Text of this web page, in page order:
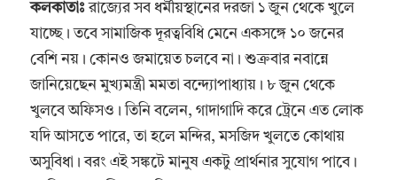
কলকাতাঃরাজ্যের সব ধর্মীয়স্থানের দরজা ১ জুন থেকে খুলে
যাচ্ছে। তবে সামাজিক দূরত্ববিধি মেনে একসঙ্গে ১০ জনের
বেশি নয়। কোনও জমায়েত চলবে না। শুক্রবার নবান্নে
জানিয়েছেন মুখ্যমন্ত্রী মমতা বন্দ্যোপাধ্যায়। ৮ জুন থেকে
খুলবে অফিসও। তিনি বলেন, গাদাগাদি করে ট্রেনে এত লোক
যদি আসতে পারে, তা হলে মন্দির, মসজিদ খুলতে কোথায়
অসুবিধা। বরং এই সঙ্কটে মানুষ একটু প্রার্থনার সুযোগ পাবে।